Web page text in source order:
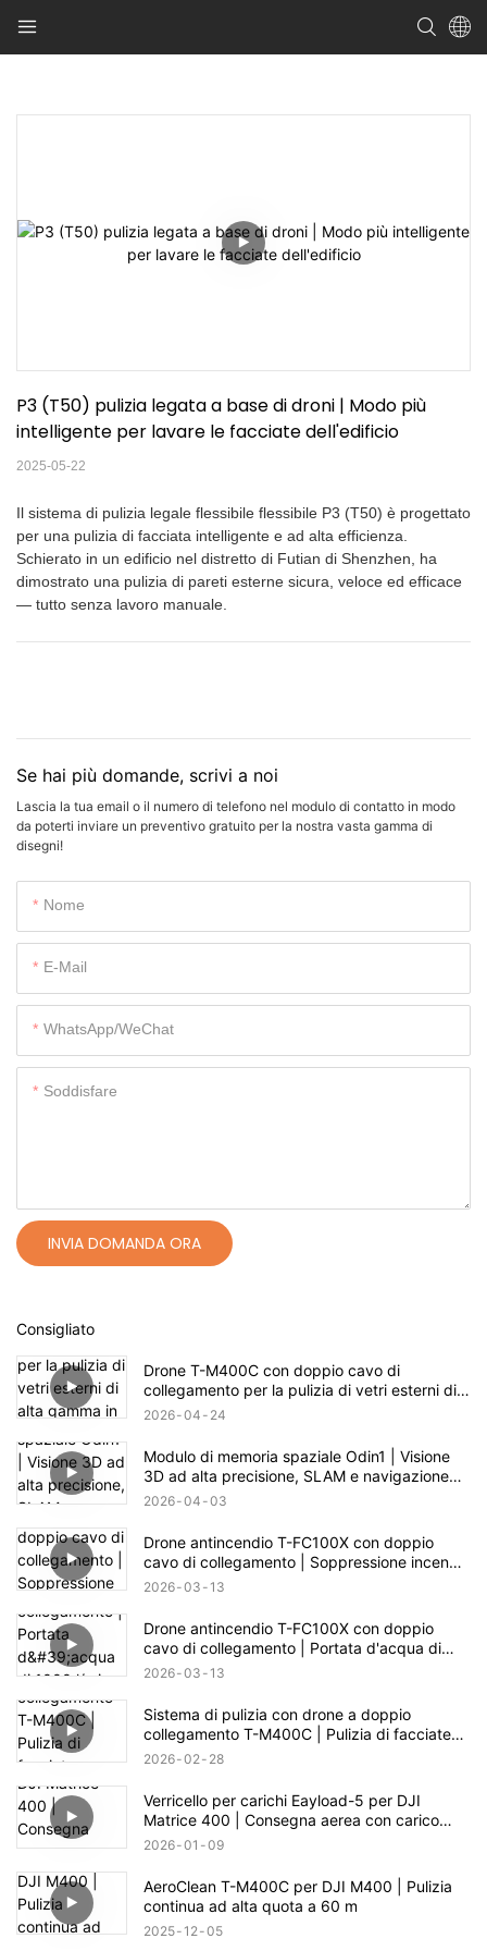
P3 (T50) pulizia legata a base di droni | Modo più
intelligente per lavare le facciate dell'edificio
2025-05-22
Il sistema di pulizia legale flessibile flessibile P3 (T50) è progettato
per una pulizia di facciata intelligente e ad alta efficienza.
Schierato in un edificio nel distretto di Futian di Shenzhen, ha
dimostrato una pulizia di pareti esterne sicura, veloce ed efficace
— tutto senza lavoro manuale.
Se hai più domande, scrivi a noi
Lascia la tua email o il numero di telefono nel modulo di contatto in modo
da poterti inviare un preventivo gratuito per la nostra vasta gamma di
disegni!
Nome
E-Mail
WhatsApp/WeChat
Soddisfare
INVIA DOMANDA ORA
Consigliato
Drone T-M400C con doppio cavo di
collegamento per la pulizia di vetri esterni di
alta gamma in ambito residenziale | Portata di
2026 04 24
Modulo di memoria spaziale Odin1 | Visione
3D ad alta precisione, SLAM e navigazione
autonoma
2026 04 03
Drone antincendio T-FC100X con doppio
cavo di collegamento | Soppressione incendi
in edifici fino a 100 m
2026 03 13
Drone antincendio T-FC100X con doppio
cavo di collegamento | Portata d'acqua di
1000 l/min e capacità di soccorso in quota
2026 03 13
Sistema di pulizia con drone a doppio
collegamento T-M400C | Pulizia di facciate
continue in vetro di piazze commerciali
2026 02 28
Verricello per carichi Eayload-5 per DJI
Matrice 400 | Consegna aerea con carico
utile di 5 kg e controllo PSDK
2026 01 09
AeroClean T-M400C per DJI M400 | Pulizia
continua ad alta quota a 60 m
2025 12 05